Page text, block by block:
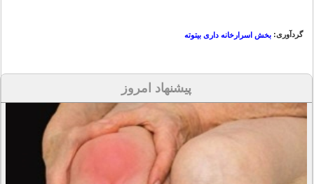
گردآوری: بخش اسرارخانه داری بیتوته
پیشنهاد امروز